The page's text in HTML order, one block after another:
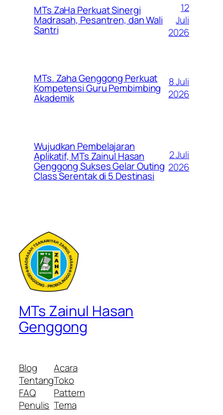
MTs ZaHa Perkuat Sinergi
Madrasah, Pesantren, dan Wali
Santri
12
Juli
2026
MTs. Zaha Genggong Perkuat
Kompetensi Guru Pembimbing
Akademik
8 Juli
2026
Wujudkan Pembelajaran
Aplikatif, MTs Zainul Hasan
Genggong Sukses Gelar Outing
Class Serentak di 5 Destinasi
2 Juli
2026
MTs Zainul Hasan
Genggong
Blog
Tentang
FAQ
Penulis
Acara
Toko
Pattern
Tema